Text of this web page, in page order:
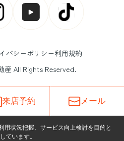
バシーポリシー利用規約
All Rights Reserved.
来店予約 メール
用状況把握、サービス向上検討を目的と
ています。